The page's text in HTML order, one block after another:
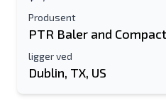
Produsent
PTR Baler and
ligger ved
Dublin, TX, US